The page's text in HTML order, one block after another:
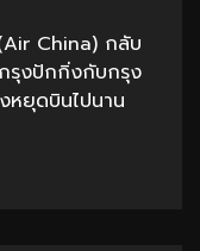
China) กลับ
กรุงปักกิ่งกับกรุง
หยุดบินไปนาน